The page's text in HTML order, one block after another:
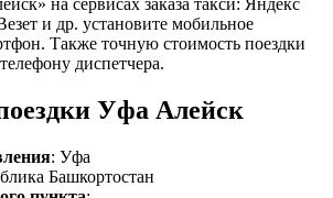
на сервисах заказа такси: Яндекс
и др. установите мобильное
Также точную стоимость поездки
диспетчера.
Уфа Алейск
: Уфа
Башкортостан